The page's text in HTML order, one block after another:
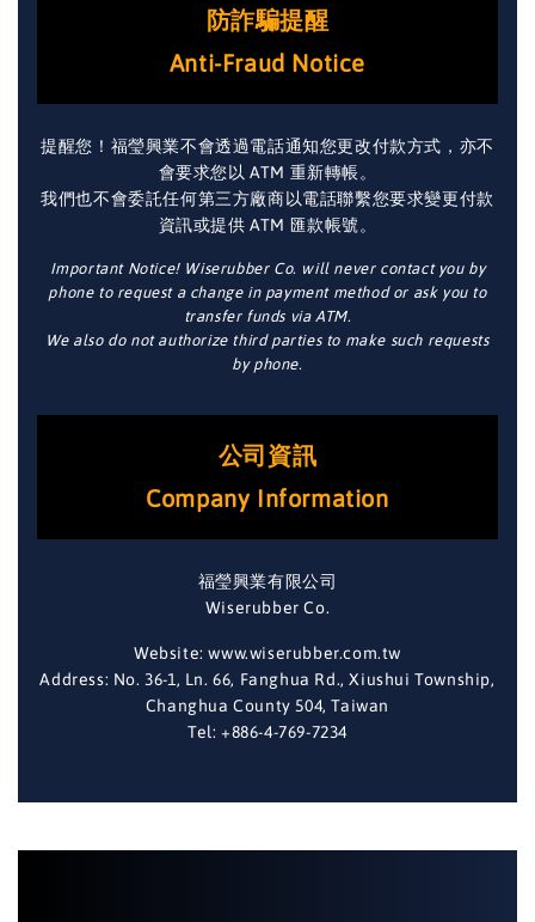
防詐騙提醒
Anti-Fraud Notice
提醒您！福瑩興業不會透過電話通知您更改付款方式，亦不
會要求您以 ATM 重新轉帳。
我們也不會委託任何第三方廠商以電話聯繫您要求變更付款
資訊或提供 ATM 匯款帳號。
Important Notice! Wiserubber Co. will never contact you by
phone to request a change in payment method or ask you to
transfer funds via ATM.
We also do not authorize third parties to make such requests
by phone.
公司資訊
Company Information
福瑩興業有限公司
Wiserubber Co.
Website: www.wiserubber.com.tw
Address: No. 36-1, Ln. 66, Fanghua Rd., Xiushui Township,
Changhua County 504, Taiwan
Tel: +886-4-769-7234